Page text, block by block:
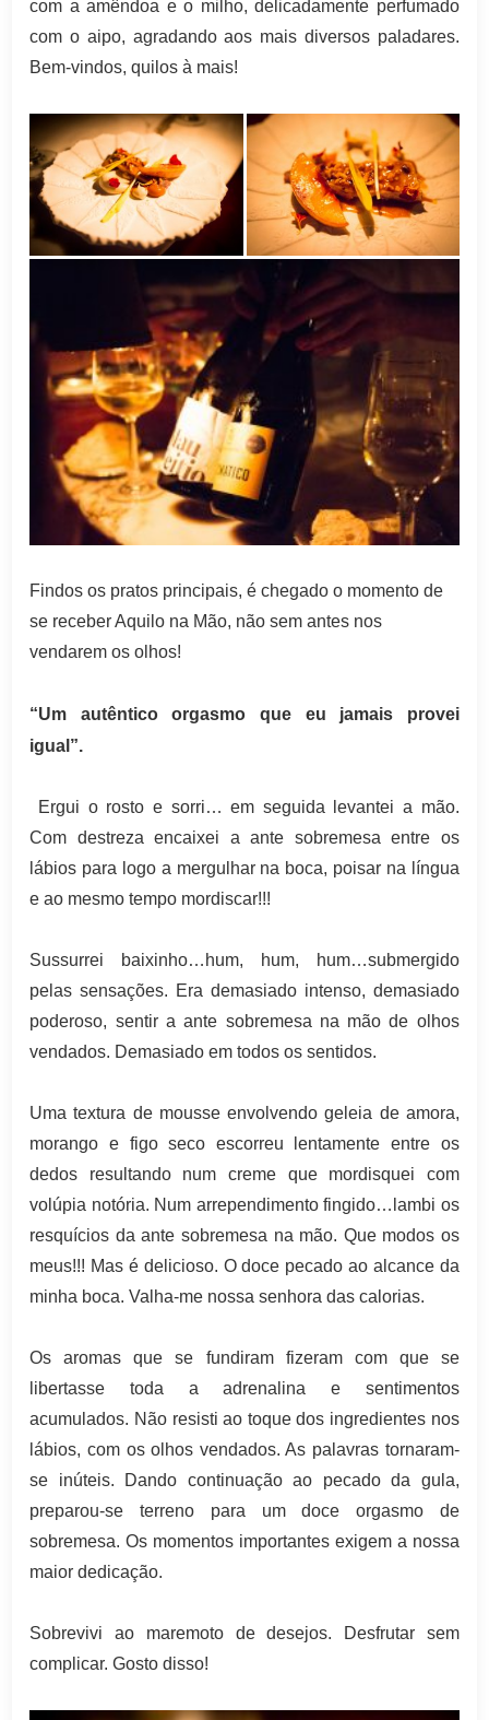
com a amêndoa e o milho, delicadamente perfumado
com o aipo, agradando aos mais diversos paladares.
Bem-vindos, quilos à mais!
Findos os pratos principais, é chegado o momento de
se receber Aquilo na Mão, não sem antes nos
vendarem os olhos!
“Um autêntico orgasmo que eu jamais provei
igual”.
Ergui o rosto e sorri… em seguida levantei a mão.
Com destreza encaixei a ante sobremesa entre os
lábios para logo a mergulhar na boca, poisar na língua
e ao mesmo tempo mordiscar!!!
Sussurrei baixinho…hum, hum, hum…submergido
pelas sensações. Era demasiado intenso, demasiado
poderoso, sentir a ante sobremesa na mão de olhos
vendados. Demasiado em todos os sentidos.
Uma textura de mousse envolvendo geleia de amora,
morango e figo seco escorreu lentamente entre os
dedos resultando num creme que mordisquei com
volúpia notória. Num arrependimento fingido…lambi os
resquícios da ante sobremesa na mão. Que modos os
meus!!! Mas é delicioso. O doce pecado ao alcance da
minha boca. Valha-me nossa senhora das calorias.
Os aromas que se fundiram fizeram com que se
libertasse toda a adrenalina e sentimentos
acumulados. Não resisti ao toque dos ingredientes nos
lábios, com os olhos vendados. As palavras tornaram-
se inúteis. Dando continuação ao pecado da gula,
preparou-se terreno para um doce orgasmo de
sobremesa. Os momentos importantes exigem a nossa
maior dedicação.
Sobrevivi ao maremoto de desejos. Desfrutar sem
complicar. Gosto disso!